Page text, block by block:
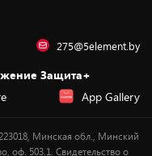
275@5element.by
Защита+
App Gallery
Минская обл., Минский
оф. 503.1. Свидетельство о